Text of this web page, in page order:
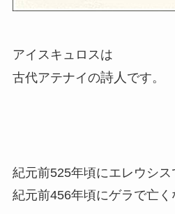
アイスキュロスは
古代アテナイの詩人 です。
紀元前525年頃にエレウシス
紀元前456年頃にゲラで亡く